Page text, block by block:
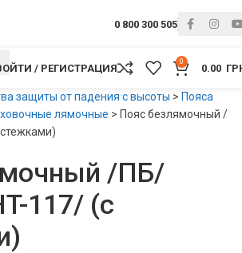
0 800 300 505
/ РЕГИСТРАЦИЯ
0
0.00
защиты от падения с высоты > Пояса
лямочные > Пояс безлямочный /
/ПБ/
117/ (с